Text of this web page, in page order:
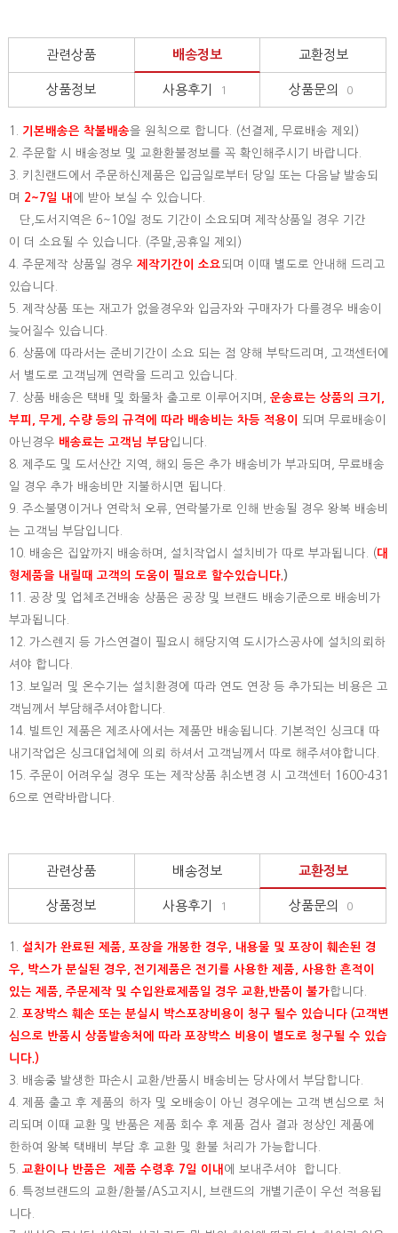
관련상품 배송정보 교환정보
상품정보 사용후기 1 상품문의 0
1. 기본배송은 착불배송을 원칙으로 합니다. (선결제, 무료배송 제외)
2. 주문할 시 배송정보 및 교환환불정보를 꼭 확인해주시기 바랍니다.
3. 키친랜드에서 주문하신제품은 입금일로부터 당일 또는 다음날 발송되
며
2~7일 내 에 받아 보실 수 있습니다.
단,도서지역은 6~10일 정도 기간이 소요되며 제작상품일 경우 기간
이 더 소요될 수 있습니다. (주말,공휴일 제외)
4. 주문제작 상품일 경우 제작기간이 소요되며 이때 별도로 안내해 드리고
있습니다.
5. 제작상품 또는 재고가 없을경우와 입금자와 구매자가 다를경우 배송이
늦어질수 있습니다.
6. 상품에 따라서는 준비기간이 소요 되는 점 양해 부탁드리며, 고객센터에
서 별도로 고객님께 연락을 드리고 있습니다.
7. 상품 배송은 택배 및 화물차 출고로 이루어지며, 운송료는 상품의 크기,
부피, 무게, 수량 등의 규격에 따라 배송비는 차등 적용이
되며 무료배송이
아닌경우 배송료는 고객님 부담입니다.
8. 제주도 및 도서산간 지역, 해외 등은 추가 배송비가 부과되며, 무료배송
일 경우 추가 배송비만 지불하시면 됩니다.
9. 주소불명이거나 연락처 오류, 연락불가로 인해 반송될 경우 왕복 배송비
는 고객님 부담입니다.
10. 배송은 집앞까지 배송하며, 설치작업시 설치비가 따로 부과됩니다. (대
형제품을 내릴때 고객의 도움이 필요로 할수있습니다. )
11. 공장 및 업체조건배송 상품은 공장 및 브랜드 배송기준으로 배송비가
부과됩니다.
12. 가스렌지 등 가스연결이 필요시 해당지역 도시가스공사에 설치의뢰하
셔야 합니다.
13. 보일러 및 온수기는 설치환경에 따라 연도 연장 등 추가되는 비용은 고
객님께서 부담해주셔야합니다.
14. 빌트인 제품은 제조사에서는 제품만 배송됩니다. 기본적인 싱크대 따
내기작업은 싱크대업체에 의뢰 하셔서 고객님께서 따로 해주셔야합니다.
15. 주문이 어려우실 경우 또는 제작상품 취소변경 시 고객센터 1600-431
6으로 연락바랍니다.
관련상품 배송정보 교환정보
상품정보 사용후기 1 상품문의 0
1. 설치가 완료된 제품, 포장을 개봉한 경우, 내용물 및 포장이 훼손된 경
우, 박스가 분실된 경우, 전기제품은 전기를 사용한 제품, 사용한 흔적이
있는 제품, 주문제작 및 수입완료제품일 경우 교환,반품이 불가합니다.
2. 포장박스 훼손 또는 분실시 박스포장비용이 청구 될수 있습니다 (고객변
심으로 반품시 상품발송처에 따라 포장박스 비용이 별도로 청구될 수 있습
니다.)
3. 배송중 발생한 파손시 교환/반품시 배송비는 당사에서 부담합니다.
4. 제품 출고 후 제품의 하자 및 오배송이 아닌 경우에는 고객 변심으로 처
리되며 이때 교환 및 반품은 제품 회수 후 제품 검사 결과 정상인 제품에
한하여 왕복 택배비 부담 후 교환 및 환불 처리가 가능합니다.
5. 교환이나 반품은 제품 수령후 7일 이내 에 보내주셔야 합니다.
6. 특정브랜드의 교환/환불/AS고지시, 브랜드의 개별기준이 우선 적용됩
니다.